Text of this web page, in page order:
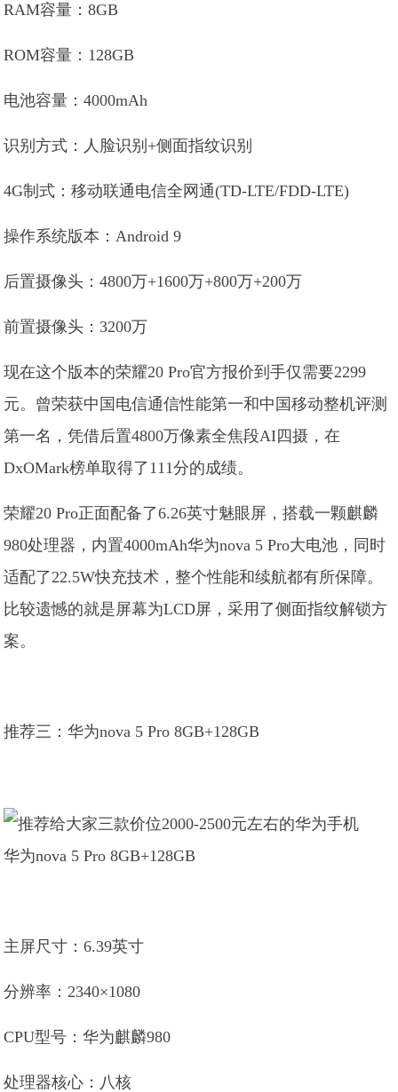
RAM容量：8GB
ROM容量：128GB
电池容量：4000mAh
识别方式：人脸识别+侧面指纹识别
4G制式：移动联通电信全网通(TD-LTE/FDD-LTE)
操作系统版本：Android 9
后置摄像头：4800万+1600万+800万+200万
前置摄像头：3200万
现在这个版本的荣耀20 Pro官方报价到手仅需要2299
元。曾荣获中国电信通信性能第一和中国移动整机评测
第一名，凭借后置4800万像素全焦段AI四摄，在
DxOMark榜单取得了111分的成绩。
荣耀20 Pro正面配备了6.26英寸魅眼屏，搭载一颗麒麟
980处理器，内置4000mAh华为nova 5 Pro大电池，同时
适配了22.5W快充技术，整个性能和续航都有所保障。
比较遗憾的就是屏幕为LCD屏，采用了侧面指纹解锁方
案。
推荐三：华为nova 5 Pro 8GB+128GB
华为nova 5 Pro 8GB+128GB
主屏尺寸：6.39英寸
分辨率：2340×1080
CPU型号：华为麒麟980
处理器核心：八核